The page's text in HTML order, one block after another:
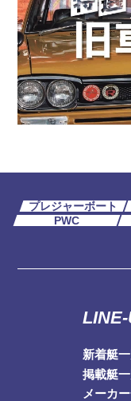
プレジャーボート
PWC
新着艇
掲載艇
メーカ